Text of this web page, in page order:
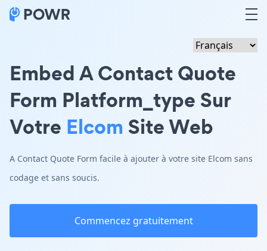
Embed A Contact Quote
Form Platform_type Sur
Votre Elcom Site Web
A Contact Quote Form facile à ajouter à votre site Elcom sans
codage et sans soucis.
Commencez gratuitement